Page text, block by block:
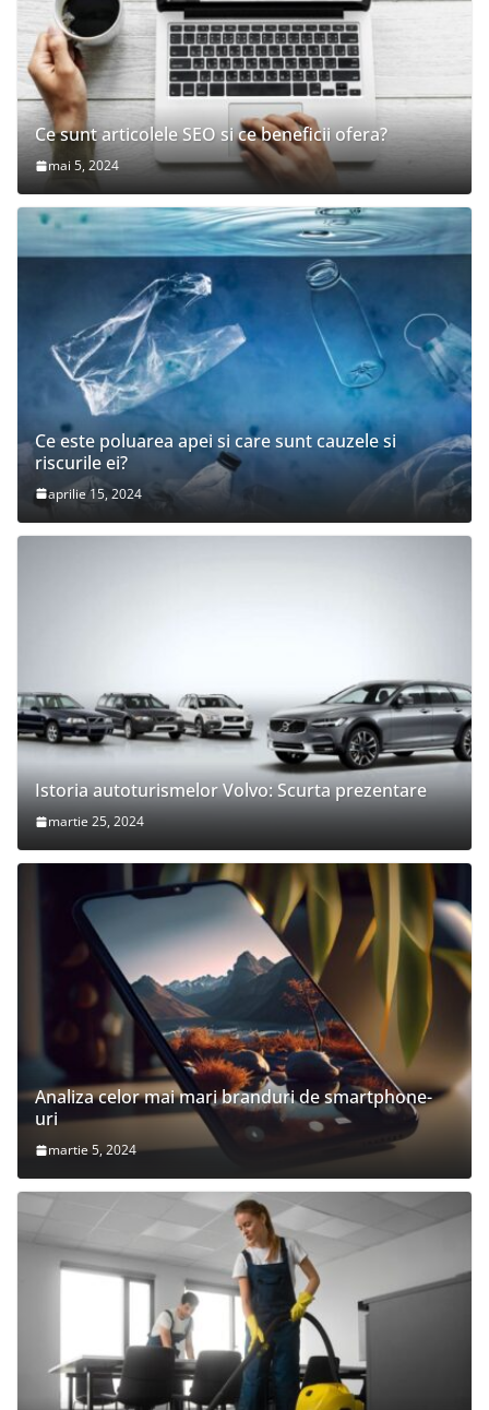
Ce sunt articolele SEO si ce beneficii ofera?
mai 5, 2024
Ce este poluarea apei si care sunt cauzele si
riscurile ei?
aprilie 15, 2024
Istoria autoturismelor Volvo: Scurta prezentare
martie 25, 2024
Analiza celor mai mari branduri de smartphone-
uri
martie 5, 2024